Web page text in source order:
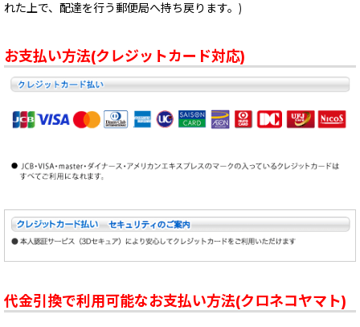
れた上で、配達を行う郵便局へ持ち戻ります。)
お支払い方法(クレジットカード対応)
代金引換で利用可能なお支払い方法(クロネコヤマト)